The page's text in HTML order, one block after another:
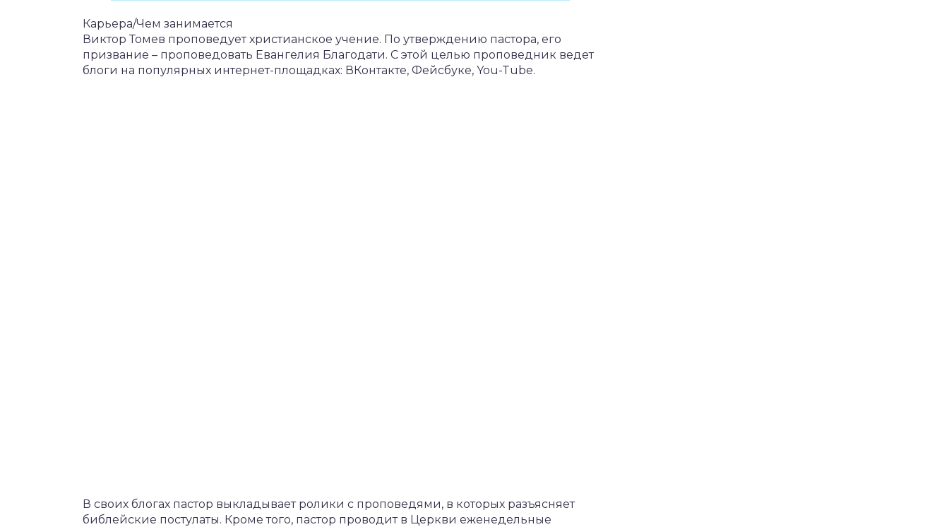
Карьера/Чем занимается
Виктор Томев проповедует христианское учение. По утверждению пастора, его
призвание – проповедовать Евангелия Благодати. С этой целью проповедник ведет
блоги на популярных интернет-площадках: ВКонтакте, Фейсбуке, You-Tube.
В своих блогах пастор выкладывает ролики с проповедями, в которых разъясняет
библейские постулаты. Кроме того, пастор проводит в Церкви еженедельные